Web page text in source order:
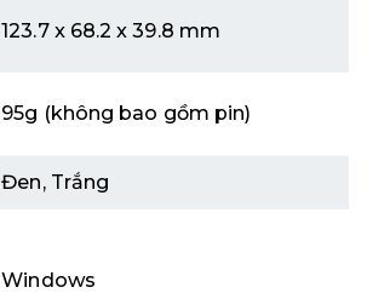
123.7 x 68.2 x 39.8 mm
95g (không bao gồm pin)
Đen, Trắng
Windows